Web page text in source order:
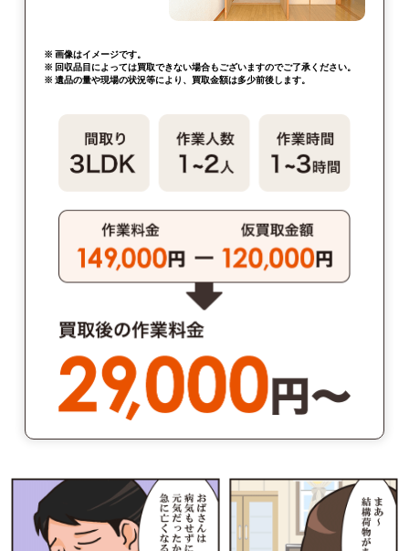
※ 画像はイメージです。
※ 回収品目によっては買取できない場合もございますのでご了承ください。
※ 遺品の量や現場の状況等により、買取金額は多少前後します。